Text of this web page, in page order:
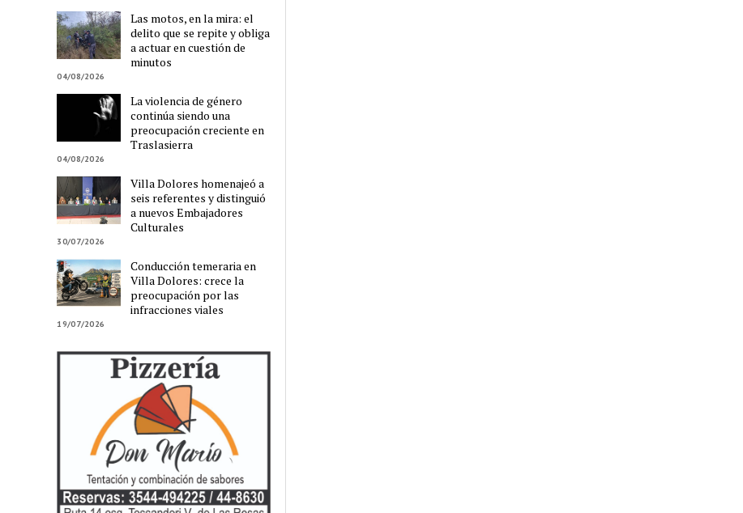
Las motos, en la mira: el
delito que se repite y obliga
a actuar en cuestión de
minutos
04/08/2026
La violencia de género
continúa siendo una
preocupación creciente en
Traslasierra
04/08/2026
Villa Dolores homenajeó a
seis referentes y distinguió
a nuevos Embajadores
Culturales
30/07/2026
Conducción temeraria en
Villa Dolores: crece la
preocupación por las
infracciones viales
19/07/2026